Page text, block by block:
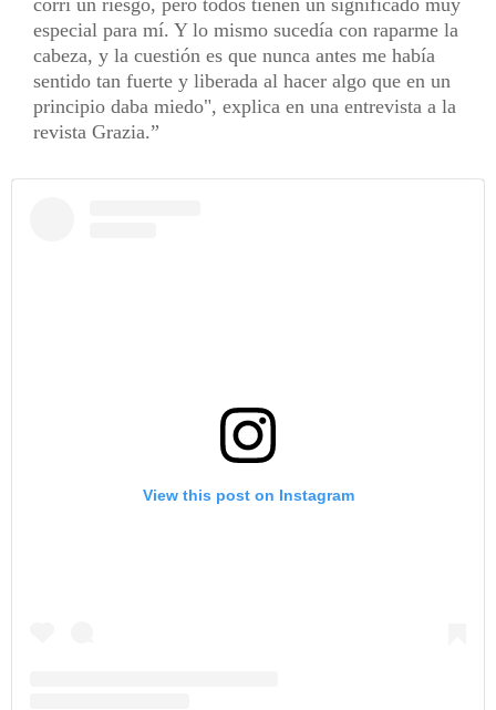
corrí un riesgo, pero todos tienen un significado muy
especial para mí. Y lo mismo sucedía con raparme la
cabeza, y la cuestión es que nunca antes me había
sentido tan fuerte y liberada al hacer algo que en un
principio daba miedo", explica en una entrevista a la
revista Grazia.
View this post on Instagram